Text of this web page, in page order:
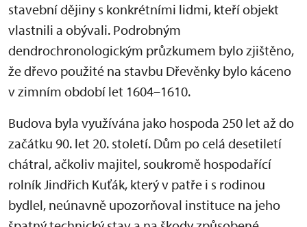
stavební dějiny s konkrétními lidmi, kteří objekt
vlastnili a obývali. Podrobným
dendrochronologickým průzkumem bylo zjištěno,
že dřevo použité na stavbu Dřevěnky bylo káceno
v zimním období let 1604–1610.
Budova byla využívána jako hospoda 250 let až do
začátku 90. let 20. století. Dům po celá desetiletí
chátral, ačkoliv majitel, soukromě hospodařící
rolník Jindřich Kuťák, který v patře i s rodinou
bydlel, neúnavně upozorňoval instituce na jeho